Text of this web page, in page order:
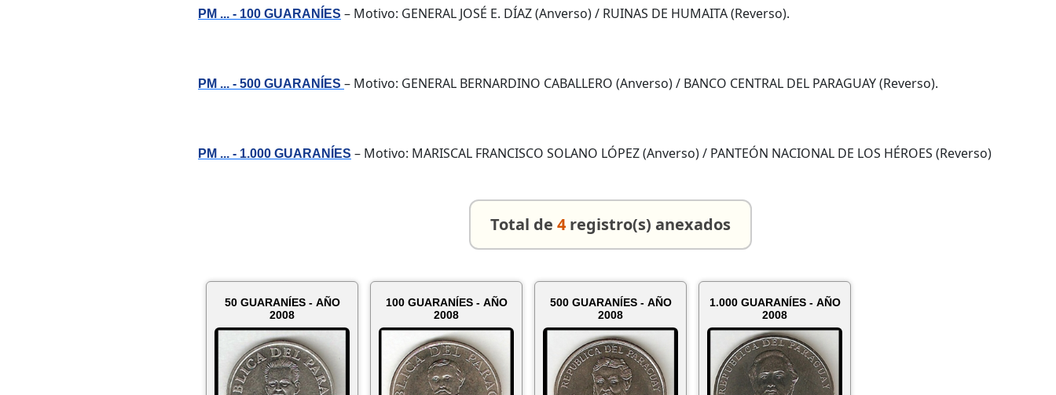
PM ... - 100 GUARANÍES – Motivo: GENERAL JOSÉ E. DÍAZ (Anverso) / RUINAS DE HUMAITA(Reverso).
PM ... - 500 GUARANÍES – Motivo: GENERAL BERNARDINO CABALLERO (Anverso) / BANCO CENTRAL DEL PARAGUAY (Reverso).
PM ... - 1.000 GUARANÍES – Motivo: MARISCAL FRANCISCO SOLANO LÓPEZ (Anverso) / PANTEÓN NACIONAL DE LOS HÉROES (Reverso)
Total de 4 registro(s) anexados
50 GUARANÍES - AÑO
2008
100 GUARANÍES - AÑO
2008
500 GUARANÍES - AÑO
2008
1.000 GUARANÍES - AÑO
2008